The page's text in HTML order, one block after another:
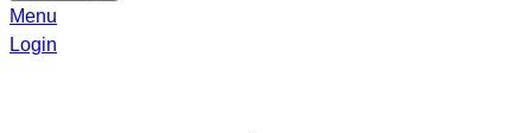
Menu
Login